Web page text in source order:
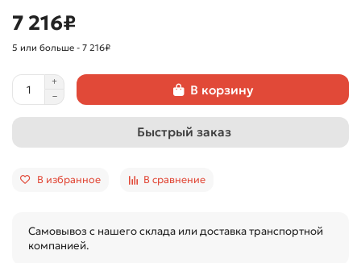
7 216₽
5 или больше - 7 216₽
В корзину
Быстрый заказ
В избранное В сравнение
Самовывоз с нашего склада или доставка транспортной
компанией.